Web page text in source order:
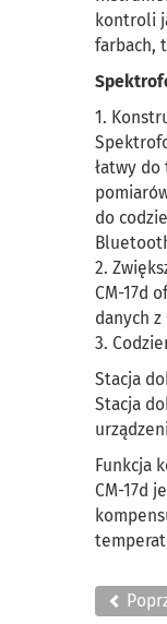
kontroli
farbach,
1.
łatwy do
do
2.
CM-17d
danych
3.
Stacja
Stacja
Funkcja
CM-17d